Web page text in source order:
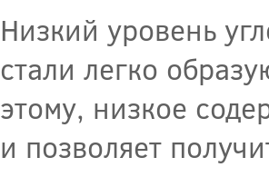
Низкий уровень
стали легко
этому, низкое
и позволяет